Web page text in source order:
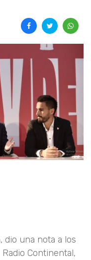
dio una nota a los
Continental,